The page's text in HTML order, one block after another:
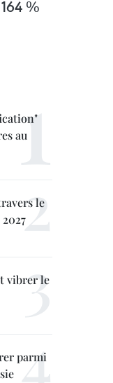
%
au
le
vibrer le
parmi